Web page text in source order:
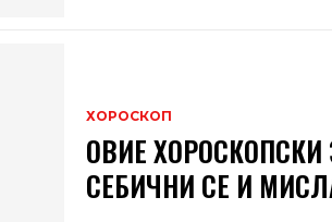
ХОРОСКОП
ОВИЕ
СЕБИЧНИ СЕ И